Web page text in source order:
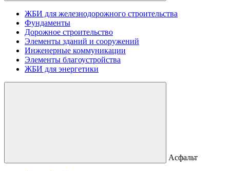
ЖБИ для железнодорожного строительства
Фундаменты
Дорожное строительство
Элементы зданий и сооружений
Инженерные коммуникации
Элементы благоустройства
ЖБИ для энергетики
Асфальт